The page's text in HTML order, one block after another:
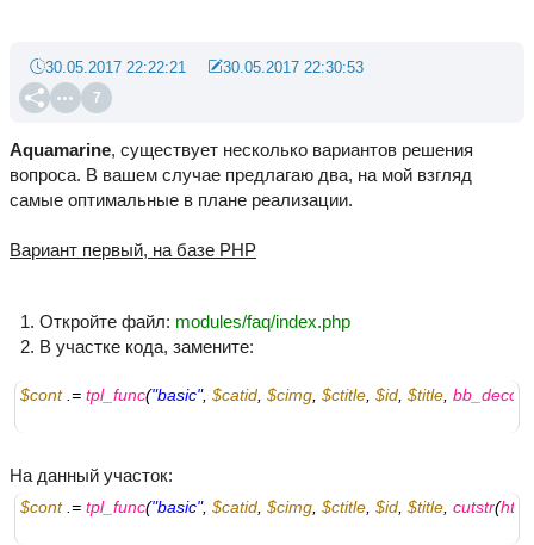
7
30.05.2017 22:22:21 30.05.2017 22:30:53
Aquamarine, существует несколько вариантов решения
вопроса. В вашем случае предлагаю два, на мой взгляд
самые оптимальные в плане реализации.
Вариант первый, на базе PHP
Откройте файл: modules/faq/index.php
В участке кода, замените:
$cont .= tpl_func("basic", $catid, $cimg, $ctitle, $id, $title,
На данный участок:
$cont .= tpl_func("basic", $catid, $cimg, $ctitle, $id, $title, cutstr(